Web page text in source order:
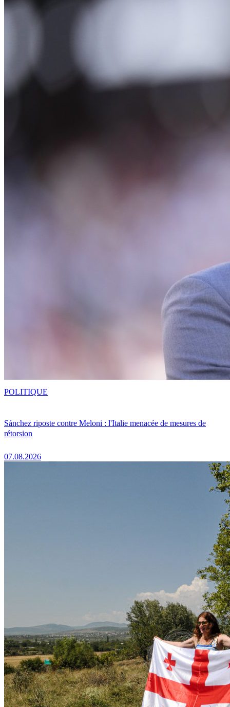
Sánchez riposte contre Meloni : l'Italie menacée de mesures de
rétorsion
07.08.2026
POLITIQUE